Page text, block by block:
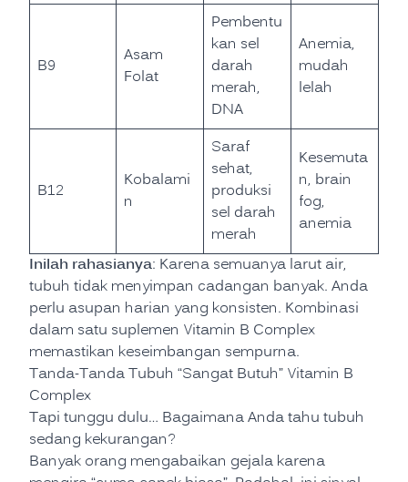
B9
Asam
Folat
Pembentu
kan sel
darah
merah,
DNA
Anemia,
mudah
lelah
B12
Kobalami
n
Saraf
sehat,
produksi
sel darah
merah
Kesemuta
n, brain
fog,
anemia
Inilah rahasianya: Karena semuanya larut air,
tubuh tidak menyimpan cadangan banyak. Anda
perlu asupan harian yang konsisten. Kombinasi
dalam satu suplemen Vitamin B Complex
memastikan keseimbangan sempurna.
Tanda-Tanda Tubuh “Sangat Butuh” Vitamin B
Complex
Tapi tunggu dulu… Bagaimana Anda tahu tubuh
sedang kekurangan?
Banyak orang mengabaikan gejala karena